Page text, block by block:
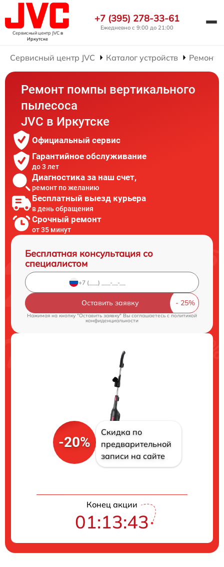
Сервисный центр JVCв
Иркутске
+7 (395) 278-33-61
Ежедневно с 9:00 до 21:00
Сервисный центр JVC Каталог устройств Ремонт
Ремонт помпы вертикального
пылесоса
JVC в Иркутске
Официальный сервис
Гарантийное обслуживание
до 3 лет
Диагностика за наш счет,
ремонт по желанию
Бесплатный выезд курьера
в день обращения
Срочный ремонт
от 35 минут
Бесплатная консультация со
специалистом
Оставить заявку
Нажимая на кнопку "Оставить заявку" Вы соглашаетесь cполитикой
конфиденциальности
-20%
Скидка по
предварительной
записи на сайте
Конец акции
01:13:42